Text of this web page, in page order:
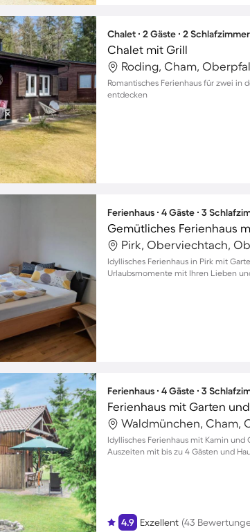
Chalet ∙ 2 Gäste ∙ 2 Schlafzimmer
Chalet mit Grill
Roding, Cham,
Romantisches Ferienhaus für zwei in
entdecken
Ferienhaus ∙ 4 Gäste ∙ 3
Pirk, Oberviechtach,
Idyllisches Ferienhaus in Pirk mit
Urlaubsmomente mit Ihren Lieben
Ferienhaus ∙ 4 Gäste ∙ 3
Ferienhaus mit Garten
Waldmünchen, Cham,
Idyllisches Ferienhaus mit Kamin
Auszeiten mit bis zu 4 Gästen und
4.9 Exzellent (43